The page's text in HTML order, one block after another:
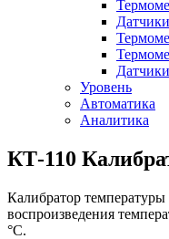
Уровень
Автоматика
Аналитика
КТ-110
Калибратор
воспроизведения
°С.